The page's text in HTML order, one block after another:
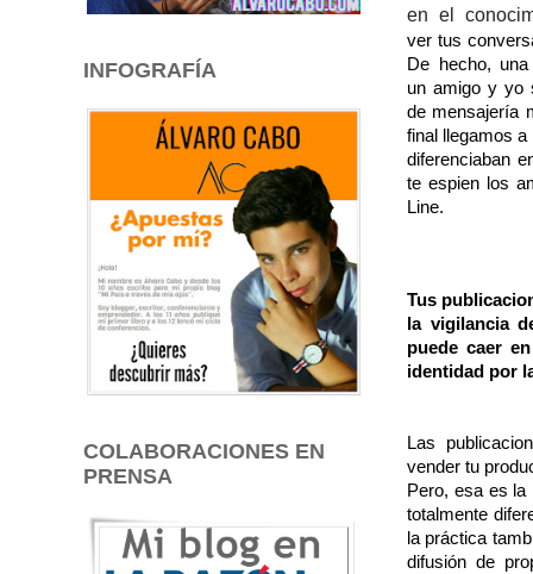
en el
ver tus
De hecho,
un amigo y yo
de mensajería
final llegamos
diferenciaban
te espien los
Line.
Tus
la vigilancia
puede caer
identidad por
Las
vender tu
Pero, esa es la
totalmente
la práctica
difusión de
INFOGRAFÍA
COLABORACIONES EN
PRENSA